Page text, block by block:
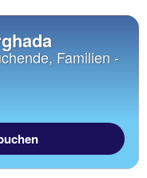
Familien -